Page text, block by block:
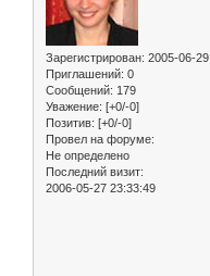
Зарегистрирован: 2005-06-29
Приглашений: 0
Сообщений: 179
Уважение: [+0/-0]
Позитив: [+0/-0]
Провел на форуме:
Не определено
Последний визит:
2006-05-27 23:33:49